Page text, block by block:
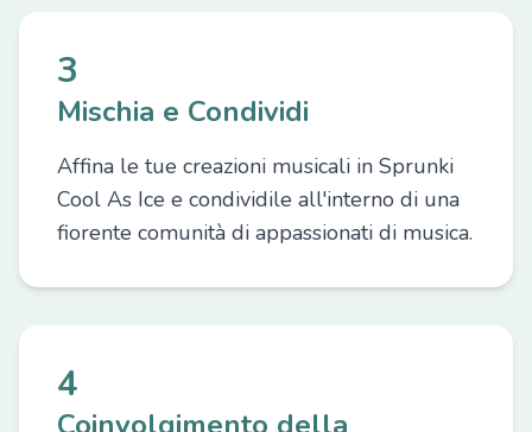
3
Mischia e Condividi
Affina le tue creazioni musicali in Sprunki
Cool As Ice e condividile all'interno di una
fiorente comunità di appassionati di musica.
4